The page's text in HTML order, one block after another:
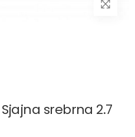
srebrna 2.7